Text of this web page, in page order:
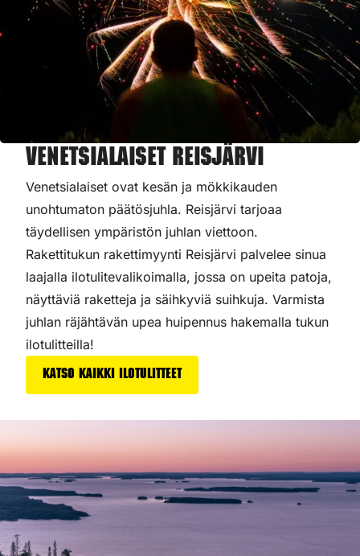
Venetsialaiset Reisjärvi
Venetsialaiset ovat kesän ja mökkikauden
unohtumaton päätösjuhla. Reisjärvi tarjoaa
täydellisen ympäristön juhlan viettoon.
Rakettitukun rakettimyynti Reisjärvi palvelee sinua
laajalla ilotulitevalikoimalla, jossa on upeita patoja,
näyttäviä raketteja ja säihkyviä suihkuja. Varmista
juhlan räjähtävän upea huipennus hakemalla tukun
ilotulitteilla!
Katso kaikki ilotulitteet